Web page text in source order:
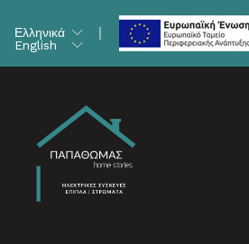
Ελληνικά
English